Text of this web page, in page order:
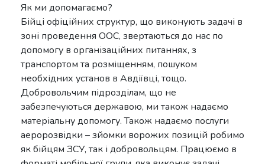
Як ми допомагаємо?
Бійці офіційних структур, що виконують задачі в
зоні проведення ООС, звертаються до нас по
допомогу в організаційних питаннях, з
транспортом та розміщенням, пошуком
необхідних установ в Авдіївці, тощо.
Добровольчим підрозділам, що не
забезпечуються державою, ми також надаємо
матеріальну допомогу. Також надаємо послуги
аеророзвідки – зйомки ворожих позицій робимо
як бійцям ЗСУ, так і добровольцям. Працюємо в